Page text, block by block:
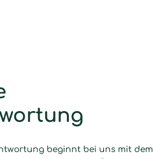
beginnt bei uns mit dem